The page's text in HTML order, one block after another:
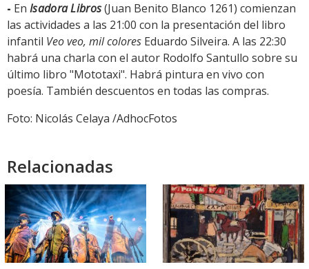
- En Isadora Libros(Juan Benito Blanco 1261) comienzan
las actividades a las 21:00 con la presentación del libro
infantil Veo veo, mil colores Eduardo Silveira. A las 22:30
habrá una charla con el autor Rodolfo Santullo sobre su
último libro "Mototaxi". Habrá pintura en vivo con
poesía. También descuentos en todas las compras.
Foto: Nicolás Celaya /AdhocFotos
Relacionadas